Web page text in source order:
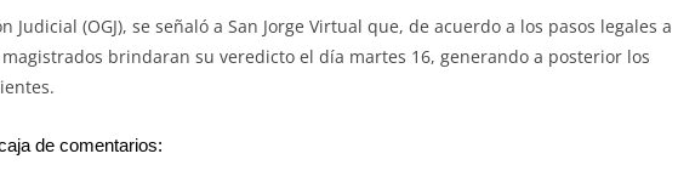
Judicial (OGJ), se señaló a San Jorge Virtual que, de acuerdo a los pasos legales a
brindaran su veredicto el día martes 16, generando a posterior los
de comentarios: